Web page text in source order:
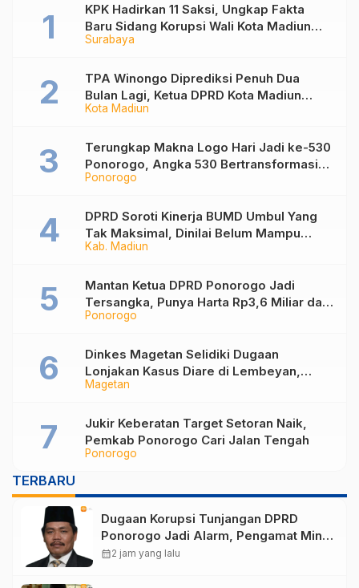
Surabaya
KPK Hadirkan 11 Saksi, Ungkap Fakta
Baru Sidang Korupsi Wali Kota Madiun
Nonaktif Maidi
Kota Madiun
TPA Winongo Diprediksi Penuh Dua
Bulan Lagi, Ketua DPRD Kota Madiun
Desak Pemkot Percepat Penanganan
Ponorogo
Terungkap Makna Logo Hari Jadi ke-530
Ponorogo, Angka 530 Bertransformasi
Jadi Sekar Kinanthi
Kab. Madiun
DPRD Soroti Kinerja BUMD Umbul Yang
Tak Maksimal, Dinilai Belum Mampu
Hasilkan PAD
Ponorogo
Mantan Ketua DPRD Ponorogo Jadi
Tersangka, Punya Harta Rp3,6 Miliar dan
Utang Rp1,4 Miliar
Magetan
Dinkes Magetan Selidiki Dugaan
Lonjakan Kasus Diare di Lembeyan,
Lakukan Penyelidikan Epidemiologi
Ponorogo
Jukir Keberatan Target Setoran Naik,
Pemkab Ponorogo Cari Jalan Tengah
TERBARU
Dugaan Korupsi Tunjangan DPRD
Ponorogo Jadi Alarm, Pengamat Minta
Magetan Perkuat Tata Kelola
calendar_month2 jam yang lalu